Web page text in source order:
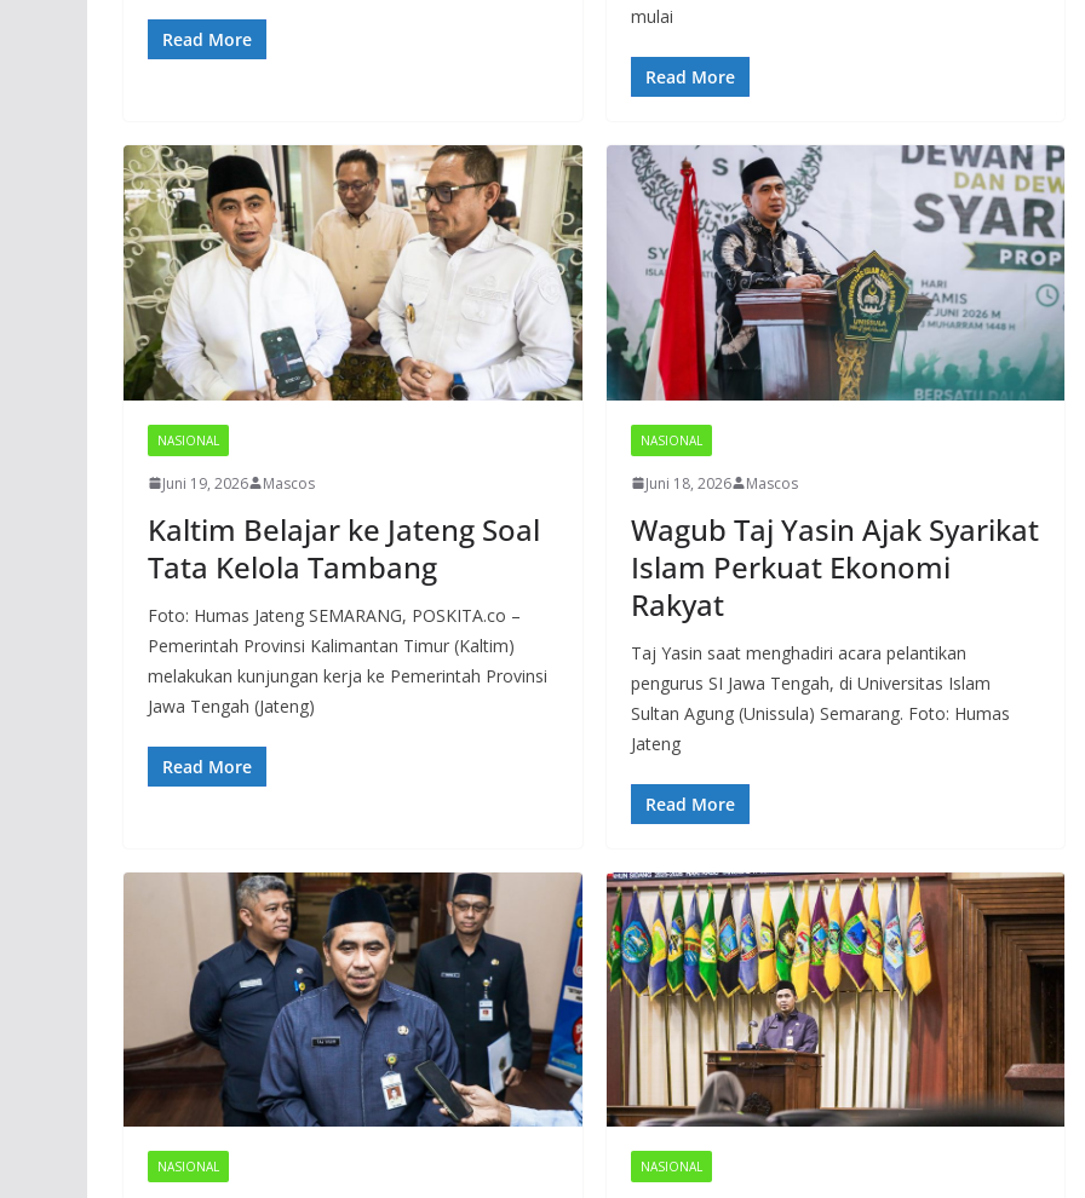
Read More
mulai
Read More
NASIONAL
Juni 19, 2026 Mascos
Kaltim Belajar ke Jateng Soal
Tata Kelola Tambang
Foto: Humas Jateng SEMARANG, POSKITA.co –
Pemerintah Provinsi Kalimantan Timur (Kaltim)
melakukan kunjungan kerja ke Pemerintah Provinsi
Jawa Tengah (Jateng)
Read More
NASIONAL
Juni 18, 2026 Mascos
Wagub Taj Yasin Ajak Syarikat
Islam Perkuat Ekonomi
Rakyat
Taj Yasin saat menghadiri acara pelantikan
pengurus SI Jawa Tengah, di Universitas Islam
Sultan Agung (Unissula) Semarang. Foto: Humas
Jateng
Read More
NASIONAL NASIONAL